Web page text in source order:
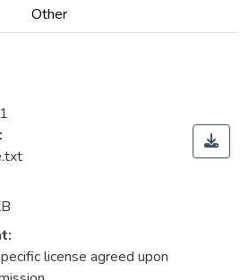
Other
license agreed upon